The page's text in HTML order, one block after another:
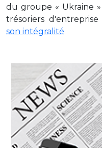
du groupe « Ukraine »
trésoriers d'entreprise
son intégralité